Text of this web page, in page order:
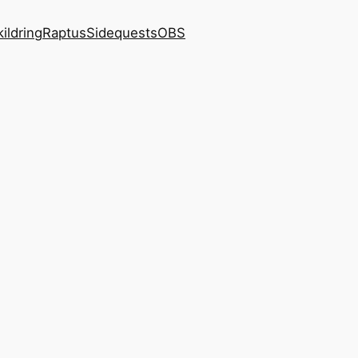
RaptusSidequestsOBS